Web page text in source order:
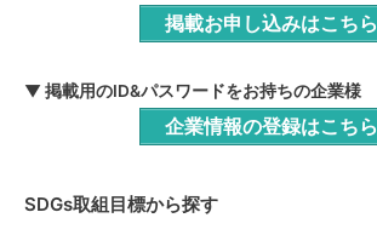
掲載お申し込みはこちら
▼ 掲載用のID&パスワードをお持ちの企業様
企業情報の登録はこちら
SDGs取組目標から探す